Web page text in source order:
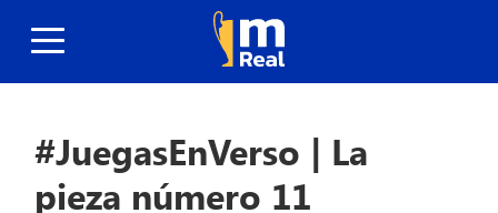
#JuegasEnVerso | La
pieza número 11